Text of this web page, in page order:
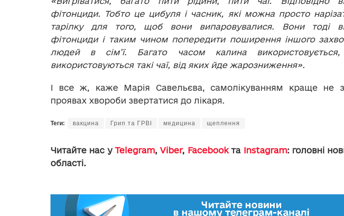
фітонциди. Тобто це цибуля і часник, які можна просто
тарілку для того, щоб вони випаровувалися. Вони тоді
фітонциди і таким чином попередити поширення іншого
людей в сім’ї. Багато часом калина
використовуються такі чаї, від яких йде жарозниження».
І все ж, каже Марія Савельєва, самолікуванням краще не
проявах хвороби звертатися до лікаря.
Теги: вакцина Грип та ГРВІ медицина щеплення
Читайте нас уTelegram,Viber, Facebookта Instagram: головні
області.